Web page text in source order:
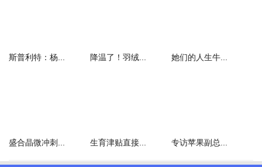
斯普利特：杨... 降温了！羽绒... 她们的人生牛...
盛合晶微冲刺... 生育津贴直接... 专访苹果副总...